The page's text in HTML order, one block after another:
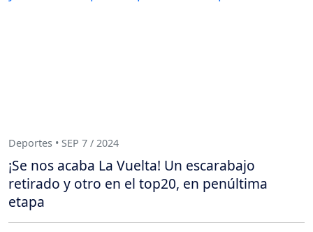
Deportes • SEP 7 / 2024
¡Se nos acaba La Vuelta! Un escarabajo
retirado y otro en el top20, en penúltima
etapa